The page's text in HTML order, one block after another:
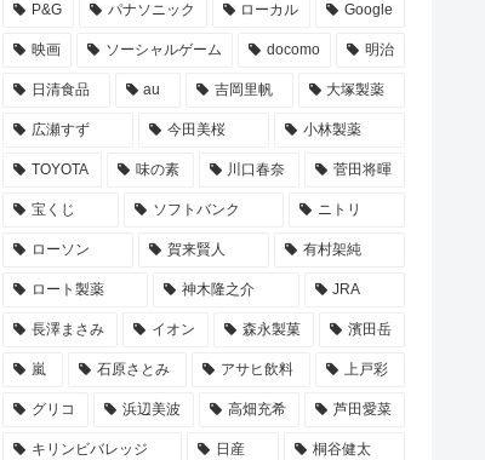
P&G パナソニック ローカル Google
映画 ソーシャルゲーム docomo 明治
日清食品 au 吉岡里帆 大塚製薬
広瀬すず 今田美桜 小林製薬
TOYOTA 味の素 川口春奈 菅田将暉
宝くじ ソフトバンク ニトリ
ローソン 賀来賢人 有村架純
ロート製薬 神木隆之介 JRA
長澤まさみ イオン 森永製菓 濱田岳
嵐 石原さとみ アサヒ飲料 上戸彩
グリコ 浜辺美波 高畑充希 芦田愛菜
キリンビバレッジ 日産 桐谷健太